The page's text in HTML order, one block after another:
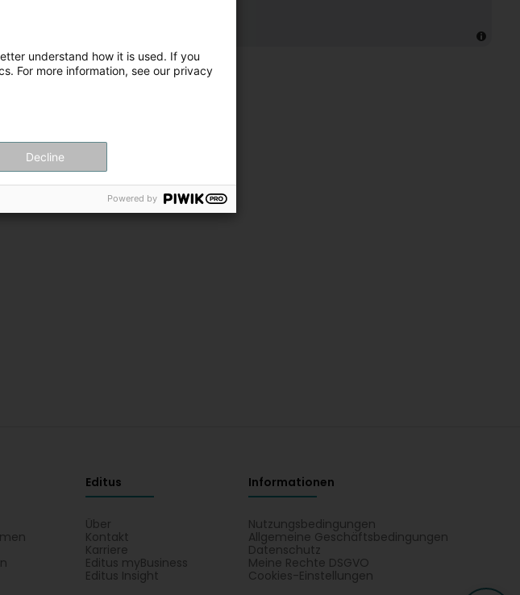
Editus
Über
Kontakt
Karriere
Editus myBusiness
Editus Insight
Informationen
Nutzungsbedingungen
Allgemeine Geschäftsbedingungen
Datenschutz
Meine Rechte DSGVO
Cookies-Einstellungen
understand how it is used. If you
For more information, see our privacy
Decline
Powered by